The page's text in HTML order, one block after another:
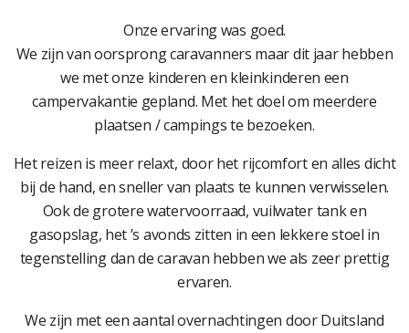
Onze ervaring was goed.
We zijn van oorsprong caravanners maar dit jaar hebben
we met onze kinderen en kleinkinderen een
campervakantie gepland. Met het doel om meerdere
plaatsen / campings te bezoeken.
Het reizen is meer relaxt, door het rijcomfort en alles dicht
bij de hand, en sneller van plaats te kunnen verwisselen.
Ook de grotere watervoorraad, vuilwater tank en
gasopslag, het ’s avonds zitten in een lekkere stoel in
tegenstelling dan de caravan hebben we als zeer prettig
ervaren.
We zijn met een aantal overnachtingen door Duitsland